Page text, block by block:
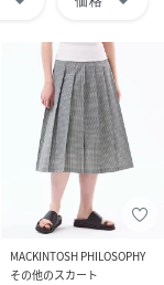
MACKINTOSH PHILOSOPHY
その他のスカート